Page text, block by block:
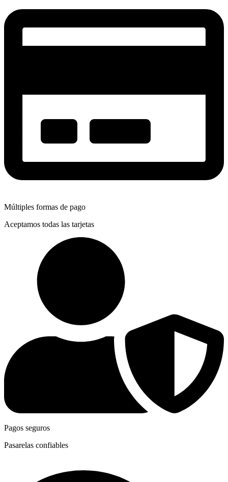
Múltiples formas de pago
Aceptamos todas las tarjetas
Pagos seguros
Pasarelas confiables